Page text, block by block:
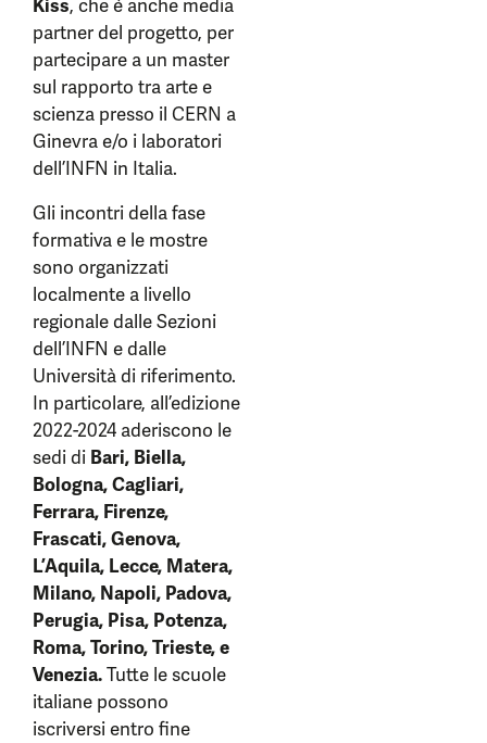
Kiss, che è anche media
partner del progetto, per
partecipare a un master
sul rapporto tra arte e
scienza presso il CERN a
Ginevra e/o i laboratori
dell’INFN in Italia.
Gli incontri della fase
formativa e le mostre
sono organizzati
localmente a livello
regionale dalle Sezioni
dell’INFN e dalle
Università di riferimento.
In particolare, all’edizione
2022-2024 aderiscono le
sedi di Bari, Biella,
Bologna, Cagliari,
Ferrara, Firenze,
Frascati, Genova,
L’Aquila, Lecce, Matera,
Milano, Napoli, Padova,
Perugia, Pisa, Potenza,
Roma, Torino, Trieste, e
Venezia.Tutte le scuole
italiane possono
iscriversi entro fine